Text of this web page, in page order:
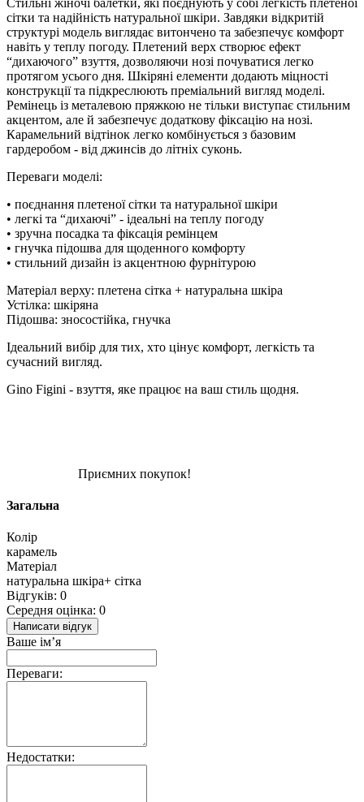
сітки та надійність натуральної шкіри. Завдяки відкритій
структурі модель виглядає витончено та забезпечує комфорт
навіть у теплу погоду. Плетений верх створює ефект
“дихаючого” взуття, дозволяючи нозі почуватися легко
протягом усього дня. Шкіряні елементи додають міцності
конструкції та підкреслюють преміальний вигляд моделі.
Ремінець із металевою пряжкою не тільки виступає стильним
акцентом, але й забезпечує додаткову фіксацію на нозі.
Карамельний відтінок легко комбінується з базовим
гардеробом - від джинсів до літніх суконь.
Переваги моделі:
• поєднання плетеної сітки та натуральної шкіри
• легкі та “дихаючі” - ідеальні на теплу погоду
• зручна посадка та фіксація ремінцем
• гнучка підошва для щоденного комфорту
• стильний дизайн із акцентною фурнітурою
Матеріал верху: плетена сітка + натуральна шкіра
Устілка: шкіряна
Підошва: зносостійка, гнучка
Ідеальний вибір для тих, хто цінує комфорт, легкість та
сучасний вигляд.
Gino Figini - взуття, яке працює на ваш стиль щодня.
Приємних покупок!
Загальна
Колір
карамель
Матеріал
натуральна шкіра+ сітка
Відгуків: 0
Середня оцінка: 0
Написати відгук
Ваше ім’я
Переваги:
Недостатки: